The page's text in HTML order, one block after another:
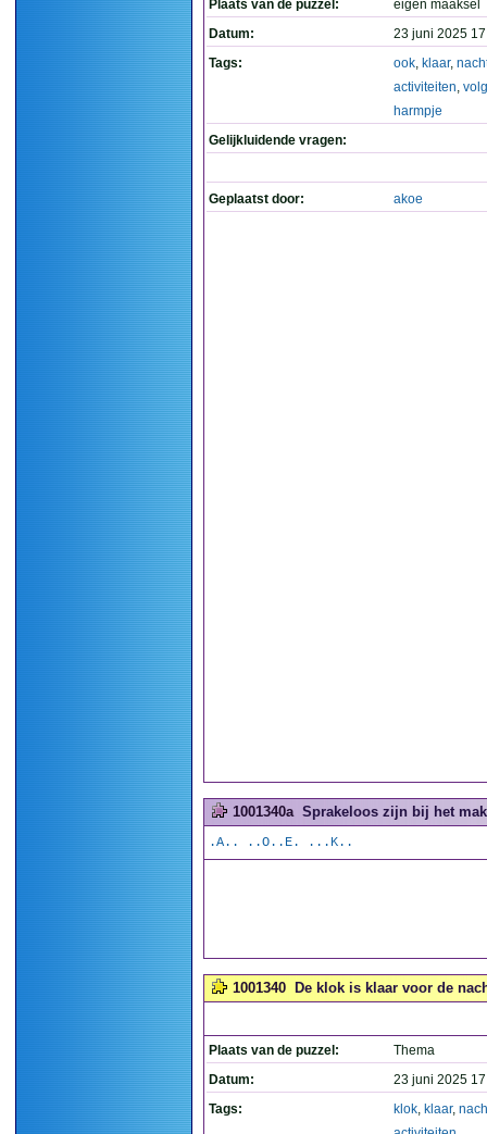
Plaats van de puzzel:
eigen maaksel
Datum:
23 juni 2025
Tags:
ook, klaar,
activiteiten,
harmpje
Gelijkluidende vragen:
Geplaatst door: akoe
1001340a Sprakeloos zijn bij het
.A.. ..O..E. ...K..
1001340 De klok is klaar voor de
Plaats van de puzzel:
Thema
Datum:
23 juni 2025
Tags:
klok, klaar,